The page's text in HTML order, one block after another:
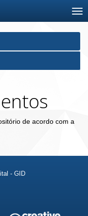
de acordo com a
- GID